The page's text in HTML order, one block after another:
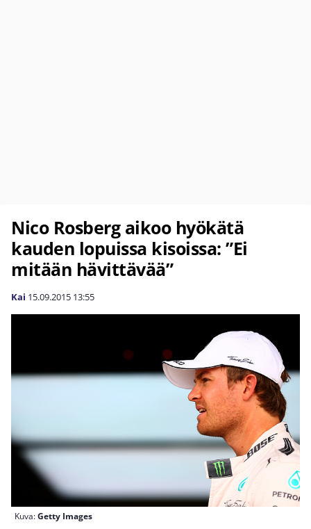
Nico Rosberg aikoo hyökätä
kauden lopuissa kisoissa: ”Ei
mitään hävittävää”
Kai 15.09.2015 13:55
Kuva:Getty Images